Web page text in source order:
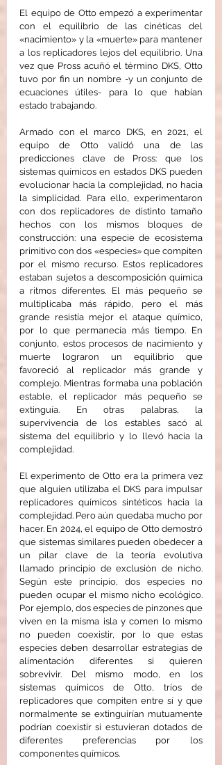
El equipo de Otto empezó a experimentar
con el equilibrio de las cinéticas del
«nacimiento» y la «muerte» para mantener
a los replicadores lejos del equilibrio. Una
vez que Pross acuñó el término DKS, Otto
tuvo por fin un nombre -y un conjunto de
ecuaciones útiles- para lo que habían
estado trabajando.
Armado con el marco DKS, en 2021, el
equipo de Otto validó una de las
predicciones clave de Pross: que los
sistemas químicos en estados DKS pueden
evolucionar hacia la complejidad, no hacia
la simplicidad. Para ello, experimentaron
con dos replicadores de distinto tamaño
hechos con los mismos bloques de
construcción: una especie de ecosistema
primitivo con dos «especies» que compiten
por el mismo recurso. Estos replicadores
estaban sujetos a descomposición química
a ritmos diferentes. El más pequeño se
multiplicaba más rápido, pero el más
grande resistía mejor el ataque químico,
por lo que permanecía más tiempo. En
conjunto, estos procesos de nacimiento y
muerte lograron un equilibrio que
favoreció al replicador más grande y
complejo. Mientras formaba una población
estable, el replicador más pequeño se
extinguía. En otras palabras, la
supervivencia de los estables sacó al
sistema del equilibrio y lo llevó hacia la
complejidad.
El experimento de Otto era la primera vez
que alguien utilizaba el DKS para impulsar
replicadores químicos sintéticos hacia la
complejidad. Pero aún quedaba mucho por
hacer. En 2024, el equipo de Otto demostró
que sistemas similares pueden obedecer a
un pilar clave de la teoría evolutiva
llamado principio de exclusión de nicho.
Según este principio, dos especies no
pueden ocupar el mismo nicho ecológico.
Por ejemplo, dos especies de pinzones que
viven en la misma isla y comen lo mismo
no pueden coexistir, por lo que estas
especies deben desarrollar estrategias de
alimentación diferentes si quieren
sobrevivir. Del mismo modo, en los
sistemas químicos de Otto, tríos de
replicadores que compiten entre sí y que
normalmente se extinguirían mutuamente
podrían coexistir si estuvieran dotados de
diferentes preferencias por los
componentes químicos.